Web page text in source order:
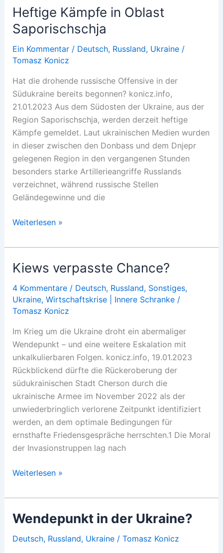
!!??!!
Heftige Kämpfe in Oblast
Saporischschja
Ein Kommentar / Deutsch, Russland, Ukraine/
Tomasz Konicz
Hat die drohende russische Offensive in der
Südukraine bereits begonnen? konicz.info,
21.01.2023 Aus dem Südosten der Ukraine, aus der
Region Saporischschja, werden derzeit heftige
Kämpfe gemeldet. Laut ukrainischen Medien wurden
in dieser zwischen den Donbass und dem Dnjepr
gelegenen Region in den vergangenen Stunden
besonders starke Artillerieangriffe Russlands
verzeichnet, während russische Stellen
Geländegewinne und die
Heftige
in
Oblast
Saporischschja
Weiterlesen »
Kiews verpasste Chance?
4 Kommentare / Deutsch, Russland, Sonstiges,
Ukraine, Wirtschaftskrise | Innere Schranke/
Tomasz Konicz
Im Krieg um die Ukraine droht ein abermaliger
Wendepunkt – und eine weitere Eskalation mit
unkalkulierbaren Folgen. konicz.info, 19.01.2023
Rückblickend dürfte die Rückeroberung der
südukrainischen Stadt Cherson durch die
ukrainische Armee im November 2022 als der
unwiederbringlich verlorene Zeitpunkt identifiziert
werden, an dem optimale Bedingungen für
ernsthafte Friedensgespräche herrschten.1 Die Moral
der Invasionstruppen lag nach
Kiews
Chance?
Weiterlesen »
Wendepunkt in der Ukraine?
Deutsch, Russland, Ukraine/ Tomasz Konicz